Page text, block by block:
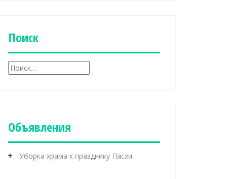
к
иПоиск
Н
а
Объявления
Уборка храма к празднику Пасхи